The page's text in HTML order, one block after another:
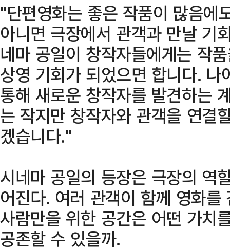
"단편영화는 좋은 작품이 많음에
아니면 극장에서 관객과 만날 기
네마 공일이 창작자들에게는 작
상영 기회가 되었으면 합니다.
통해 새로운 창작자를 발견하는
는 작지만 창작자와 관객을 연결
겠습니다."
시네마 공일의 등장은 극장의 역
어진다. 여러 관객이 함께 영화
사람만을 위한 공간은 어떤 가치
공존할 수 있을까.